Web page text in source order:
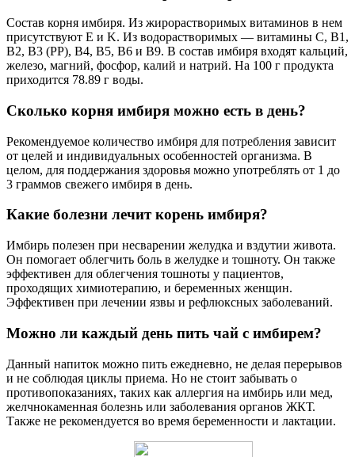
Состав корня имбиря. Из жирорастворимых витаминов в нем
присутствуют E и K. Из водорастворимых — витамины C, B1,
B2, B3 (PP), B4, B5, B6 и B9. В состав имбиря входят кальций,
железо, магний, фосфор, калий и натрий. На 100 г продукта
приходится 78.89 г воды.
Сколько корня имбиря можно есть в день?
Рекомендуемое количество имбиря для потребления зависит
от целей и индивидуальных особенностей организма. В
целом, для поддержания здоровья можно употреблять от 1 до
3 граммов свежего имбиря в день.
Какие болезни лечит корень имбиря?
Имбирь полезен при несварении желудка и вздутии живота.
Он помогает облегчить боль в желудке и тошноту. Он также
эффективен для облегчения тошноты у пациентов,
проходящих химиотерапию, и беременных женщин.
Эффективен при лечении язвы и рефлюксных заболеваний.
Можно ли каждый день пить чай с имбирем?
Данный напиток можно пить ежедневно, не делая перерывов
и не соблюдая циклы приема. Но не стоит забывать о
противопоказаниях, таких как аллергия на имбирь или мед,
желчнокаменная болезнь или заболевания органов ЖКТ.
Также не рекомендуется во время беременности и лактации.